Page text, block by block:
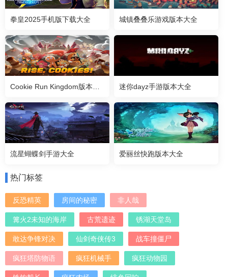
拳皇2025手机版下载大全 城镇叠叠乐游戏版本大全
迷你dayz手游版本大全
流星蝴蝶剑手游大全 爱丽丝快跑版本大全
热门标签
反恐精英 房间的秘密 非人哉
篝火2未知的海岸 古荒遗迹 锈湖天堂岛
敢达争锋对决 仙剑奇侠传3 战车撞僵尸
疯狂塔防物语 疯狂机械手 疯狂动物园